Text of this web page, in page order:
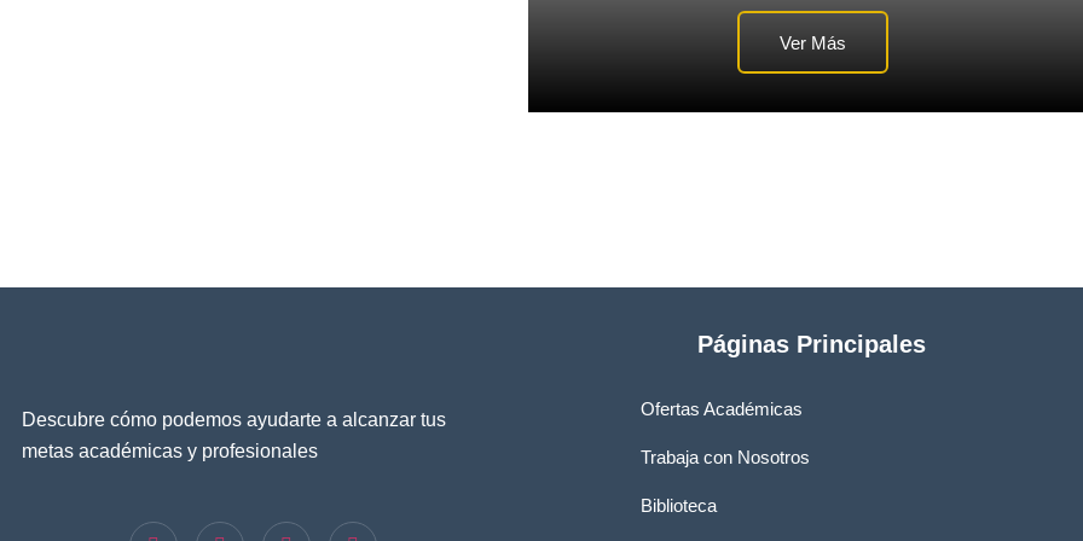
Ver Más
Descubre cómo podemos ayudarte a alcanzar tus
metas académicas y profesionales
Páginas Principales
Ofertas Académicas
Trabaja con Nosotros
Biblioteca